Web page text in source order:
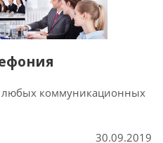
любых коммуникационных
30.09.2019